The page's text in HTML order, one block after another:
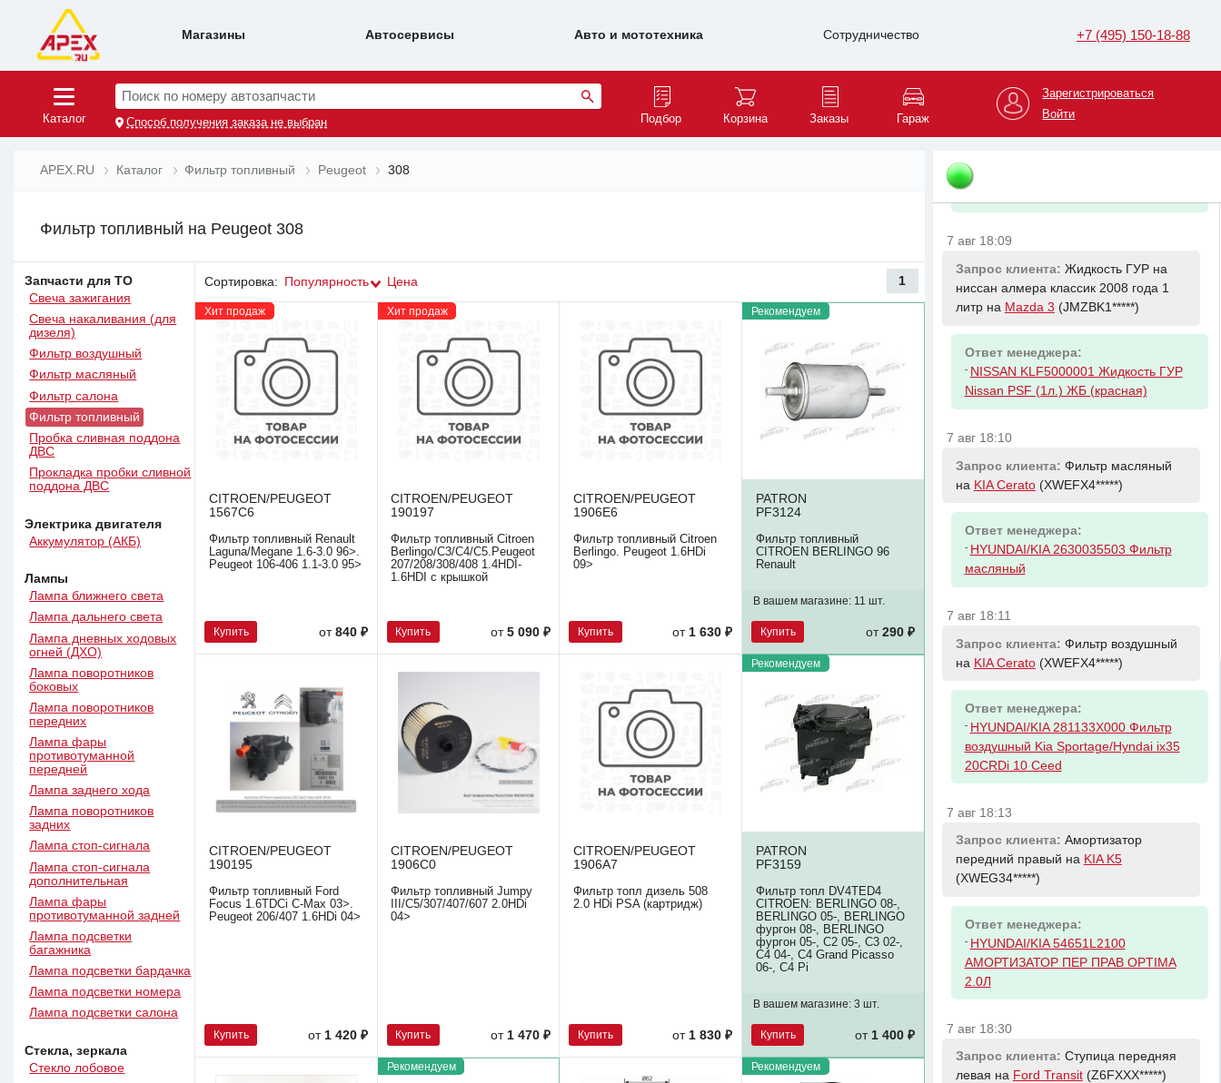
Магазины Автосервисы Авто и мототехника Сотрудничество +7 (495) 150-18-88
Каталог
Поиск по номеру автозапчасти
Способ получения заказа не выбран Подбор Корзина Заказы Гараж
Зарегистрироваться
Войти
APEX.RU Каталог Фильтр топливный Peugeot 308
Фильтр топливный на Peugeot 308
Запчасти для ТО
Свеча зажигания
Свеча накаливания (для
дизеля)
Фильтр воздушный
Фильтр масляный
Фильтр салона
Фильтр топливный
Пробка сливная поддона
ДВС
Прокладка пробки сливной
поддона ДВС
Электрика двигателя
Аккумулятор (АКБ)
Лампы
Лампа ближнего света
Лампа дальнего света
Лампа дневных ходовых
огней (ДХО)
Лампа поворотников
боковых
Лампа поворотников
передних
Лампа фары
противотуманной
передней
Лампа заднего хода
Лампа поворотников
задних
Лампа стоп-сигнала
Лампа стоп-сигнала
дополнительная
Лампа фары
противотуманной задней
Лампа подсветки
багажника
Лампа подсветки бардачка
Лампа подсветки номера
Лампа подсветки салона
Стекла, зеркала
Стекло лобовое
Сортировка: Популярность Цена 1
Хит продаж
CITROEN/PEUGEOT
1567C6
Фильтр топливный Renault
Laguna/Megane 1.6-3.0 96>.
Peugeot 106-406 1.1-3.0 95>
Купить от840 ₽
Хит продаж
CITROEN/PEUGEOT
190197
Фильтр топливный Citroen
Berlingo/C3/C4/C5.Peugeot
207/208/308/408 1.4HDI-
1.6HDI с крышкой
Купить от 5 090 ₽
CITROEN/PEUGEOT
1906E6
Фильтр топливный Citroen
Berlingo. Peugeot 1.6HDi
09>
Купить от1 630 ₽
Рекомендуем
PATRON
PF3124
Фильтр топливный
CITROEN BERLINGO 96
Renault
В вашем магазине: 11 шт.
Купить от 290 ₽
CITROEN/PEUGEOT
190195
Фильтр топливный Ford
Focus 1.6TDCi C-Max 03>.
Peugeot 206/407 1.6HDi 04>
Купить от1 420 ₽
CITROEN/PEUGEOT
1906C0
Фильтр топливный Jumpy
III/C5/307/407/607 2.0HDi
04>
Купить от 1 470 ₽
CITROEN/PEUGEOT
1906A7
Фильтр топл дизель 508
2.0 HDi PSA (картридж)
Купить от1 830 ₽
Рекомендуем
PATRON
PF3159
Фильтр топл DV4TED4
CITROEN: BERLINGO 08-,
BERLINGO 05-, BERLINGO
фургон 08-, BERLINGO
фургон 05-, C2 05-, C3 02-,
C4 04-, C4 Grand Picasso
06-, C4 Pi
В вашем магазине: 3 шт.
Купить от 1 400 ₽
Рекомендуем Рекомендуем
Запрос клиента:Антифриз лукойл 1
литр синий наMazda 3
-LUKOIL 227387 Антифриз G11
7 авг 18:09
Запрос клиента: Жидкость ГУР на
ниссан алмера классик 2008 года 1
литр на Mazda 3 (JMZBK1*****)
Ответ менеджера:
- NISSAN KLF5000001 Жидкость ГУР
Nissan PSF (1л.) ЖБ (красная)
7 авг 18:10
Запрос клиента: Фильтр масляный
на KIA Cerato(XWEFX4*****)
Ответ менеджера:
- HYUNDAI/KIA 2630035503 Фильтр
масляный
7 авг 18:11
Запрос клиента: Фильтр воздушный
на KIA Cerato(XWEFX4*****)
Ответ менеджера:
- HYUNDAI/KIA 281133X000 Фильтр
воздушный Kia Sportage/Hyndai ix35
20CRDi 10 Ceed
7 авг 18:13
Запрос клиента: Амортизатор
передний правый на KIA K5
(XWEG34*****)
Ответ менеджера:
- HYUNDAI/KIA 54651L2100
АМОРТИЗАТОР ПЕР ПРАВ OPTIMA
2.0Л
7 авг 18:30
Запрос клиента: Ступица передняя
левая на Ford Transit(Z6FXXX*****)